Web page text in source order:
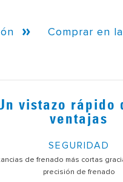
Comprar en
vistazo rápido
ventajas
SEGURIDAD
de frenado más cortas
precisión de frenado